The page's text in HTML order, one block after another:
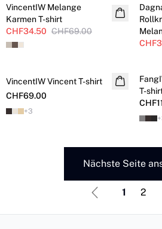
VincentIW Melange
Karmen T-shirt
CHF34.50 CHF69.00
NEUHEITEN
VincentIW Vincent T-shirt
CHF69.00
+3
T-
+
Nächste Seite
1 2